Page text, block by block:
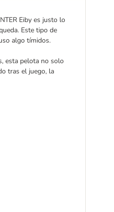
Eiby es justo lo
Este tipo de
algo tímidos.
esta pelota no solo
tras el juego, la